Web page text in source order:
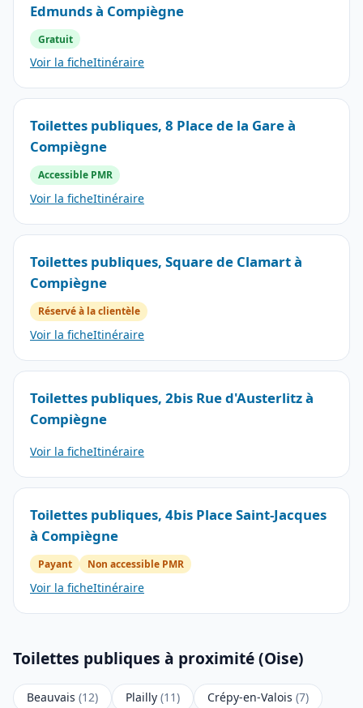
Edmunds à Compiègne
Gratuit
Voir la ficheItinéraire
Toilettes publiques, 8 Place de la Gare à
Compiègne
Accessible PMR
Voir la ficheItinéraire
Toilettes publiques, Square de Clamart à
Compiègne
Réservé à la clientèle
Voir la ficheItinéraire
Toilettes publiques, 2bis Rue d'Austerlitz à
Compiègne
Voir la ficheItinéraire
Toilettes publiques, 4bis Place Saint-Jacques
à Compiègne
Payant Non accessible PMR
Voir la ficheItinéraire
Toilettes publiques à proximité (Oise)
Beauvais (12) Plailly (11) Crépy-en-Valois (7)